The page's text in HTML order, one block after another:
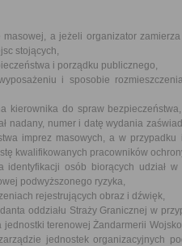
a jeżeli organizator
stojących,
i porządku publicznego,
i sposobie
kierownika do spraw
nadany, numer i datę wydania
imprez masowych, a w przypadku
kwalifikowanych pracowników
identyfikacji osób biorących udział
podwyższonego ryzyka,
rejestrujących obraz i dźwięk,
oddziału Straży Granicznej w
terenowej Żandarmerii
jednostek organizacyjnych